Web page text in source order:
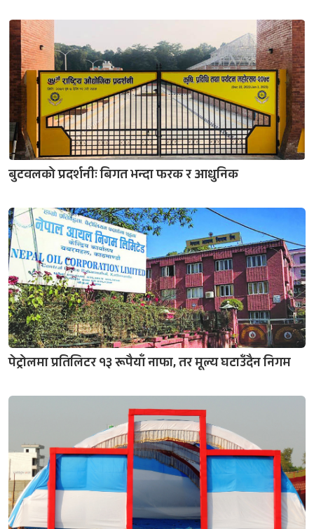
बुटवलको प्रदर्शनीः बिगत भन्दा फरक र आधुनिक
पेट्रोलमा प्रतिलिटर १३ रूपैयाँ नाफा, तर मूल्य घटाउँदैन निगम